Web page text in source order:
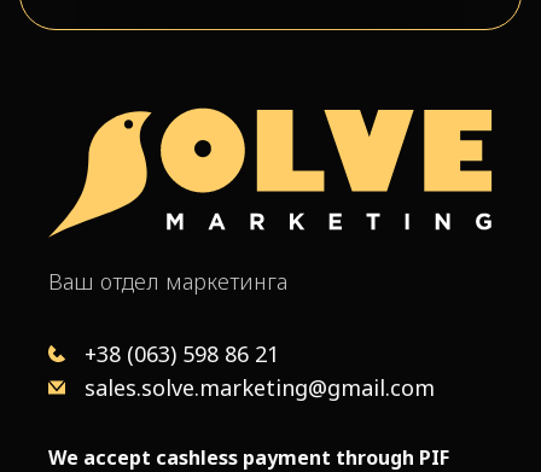
Ваш отдел маркетинга
+38 (063) 598 86 21
sales.solve.marketing@gmail.com
We accept cashless payment through PIF